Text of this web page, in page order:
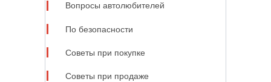
Вопросы автолюбителей
По безопасности
Советы при покупке
Советы при продаже